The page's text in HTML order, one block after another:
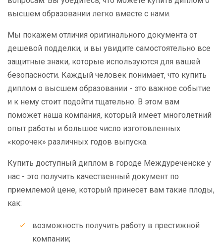
высшем образовании легко вместе с нами.
Мы покажем отличия оригинального документа от
дешевой подделки, и вы увидите самостоятельно все
защитные знаки, которые используются для вашей
безопасности. Каждый человек понимает, что купить
диплом о высшем образовании - это важное событие
и к нему стоит подойти тщательно. В этом вам
поможет наша компания, который имеет многолетний
опыт работы и большое число изготовленных
«корочек» различных годов выпуска.
Купить доступный диплом в городе Междуреченске у
нас - это получить качественный документ по
приемлемой цене, который принесет вам такие плоды,
как:
возможность получить работу в престижной
компании;